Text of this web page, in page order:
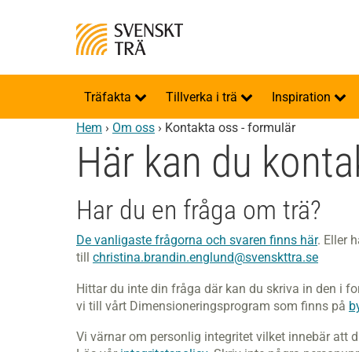
Träfakta Tillverka i trä Inspiration
Hem › Om oss › Kontakta oss - formulär
Här kan du
Har du en fråga om trä?
De vanligaste frågorna och svaren finns här. Eller
till christina.brandin.englund@svenskttra.se
Hittar du inte din fråga där kan du skriva in den i
vi till vårt Dimensioneringsprogram som finns på
Vi värnar om personlig integritet vilket innebär att